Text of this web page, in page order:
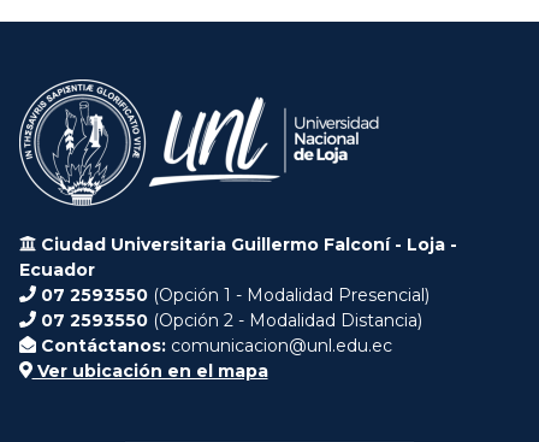
Ciudad Universitaria Guillermo Falconí - Loja -
Ecuador
07 2593550 (Opción 1 - Modalidad Presencial)
07 2593550 (Opción 2 - Modalidad Distancia)
Contáctanos: comunicacion@unl.edu.ec
Ver ubicación en el mapa